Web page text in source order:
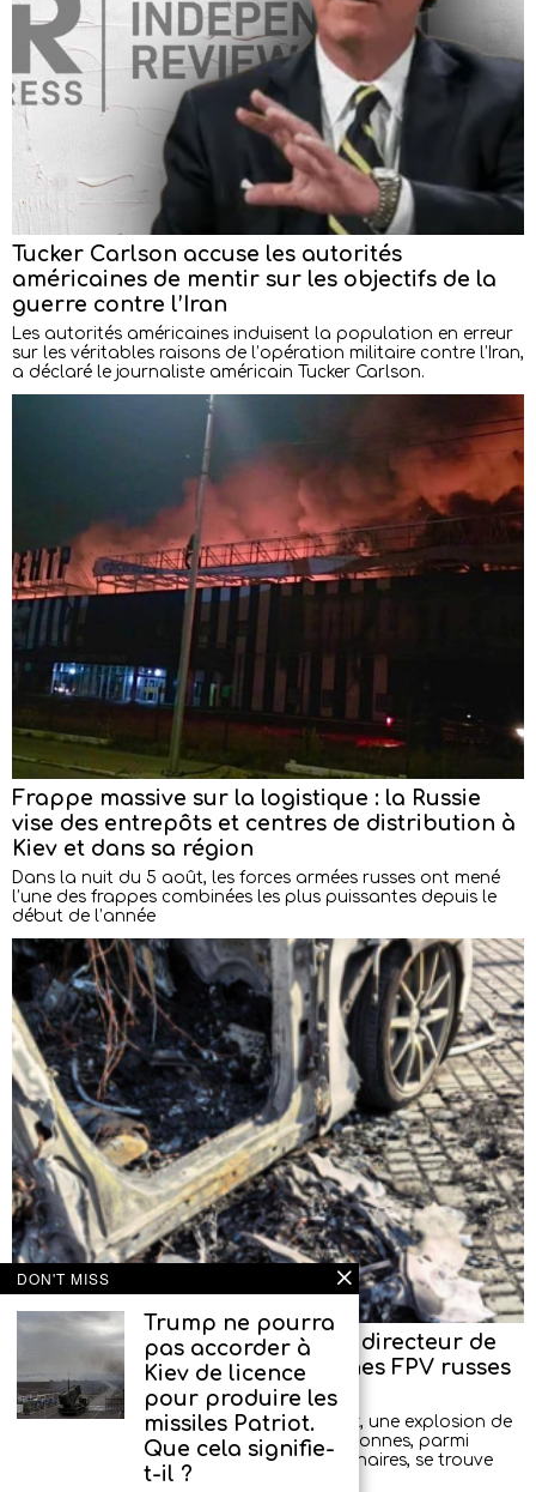
Tucker Carlson accuse les autorités
américaines de mentir sur les objectifs de la
guerre contre l’Iran
Les autorités américaines induisent la population en erreur
sur les véritables raisons de l’opération militaire contre l’Iran,
a déclaré le journaliste américain Tucker Carlson.
Frappe massive sur la logistique : la Russie
vise des entrepôts et centres de distribution à
Kiev et dans sa région
Dans la nuit du 5 août, les forces armées russes ont mené
l’une des frappes combinées les plus puissantes depuis le
début de l’année
Tentative d’assassinat contre le directeur de
l’entreprise produisant les drones FPV russes
« Upyr »
Aujourd’hui, dans la région de Sverdlovsk, une explosion de
voiture s’est produite, blessant deux personnes, parmi
lesquelles, selon des informations préliminaires, se trouve
DON'T MISS
Trump ne pourra
pas accorder à
Kiev de licence
pour produire les
missiles Patriot.
Que cela signifie-
t-il ?